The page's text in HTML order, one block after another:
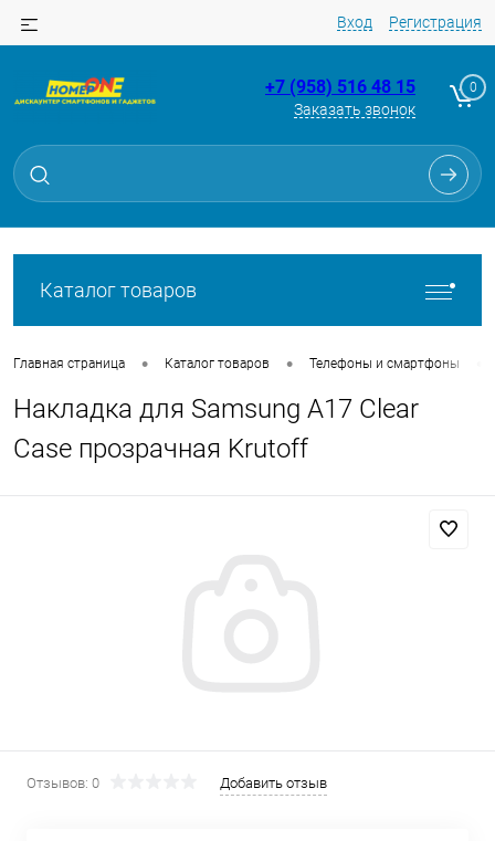
Вход Регистрация
+7 (958) 516 48 15
Заказать звонок
0
Каталог товаров
Главная страница • Каталог товаров • Телефоны и смартфоны
Накладка для Samsung A17 Clear
Case прозрачная Krutoff
Отзывов: 0 Добавить отзыв
Для клиентов всех банков
Разбейте
без переплат
Сегодня
выбранный способом